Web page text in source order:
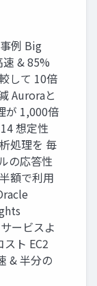
例 Big
& 85%
して 10倍
Auroraと
が 1,000倍
想定性
処理を 毎
の応答性
額で利⽤
ービスよ
ト EC2
& 半分の